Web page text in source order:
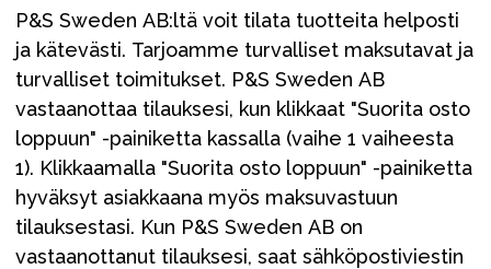
P&S Sweden AB:ltä voit tilata tuotteita helposti
ja kätevästi. Tarjoamme turvalliset maksutavat ja
turvalliset toimitukset. P&S Sweden AB
vastaanottaa tilauksesi, kun klikkaat "Suorita osto
loppuun" -painiketta kassalla (vaihe 1 vaiheesta
1). Klikkaamalla "Suorita osto loppuun" -painiketta
hyväksyt asiakkaana myös maksuvastuun
tilauksestasi. Kun P&S Sweden AB on
vastaanottanut tilauksesi, saat sähköpostiviestin